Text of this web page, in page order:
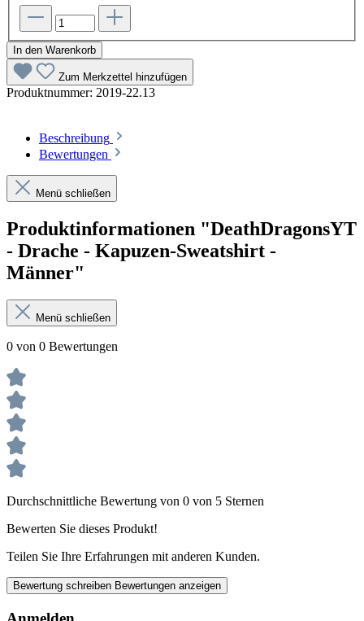
In den Warenkorb
Zum Merkzettel hinzufügen
Produktnummer: 2019-22.13
Beschreibung
Bewertungen
Menü schließen
Produktinformationen "DeathDragonsYT
- Drache - Kapuzen-Sweatshirt -
Männer"
Menü schließen
0 von 0 Bewertungen
Durchschnittliche Bewertung von 0 von 5 Sternen
Bewerten Sie dieses Produkt!
Teilen Sie Ihre Erfahrungen mit anderen Kunden.
Bewertung schreiben Bewertungen anzeigen